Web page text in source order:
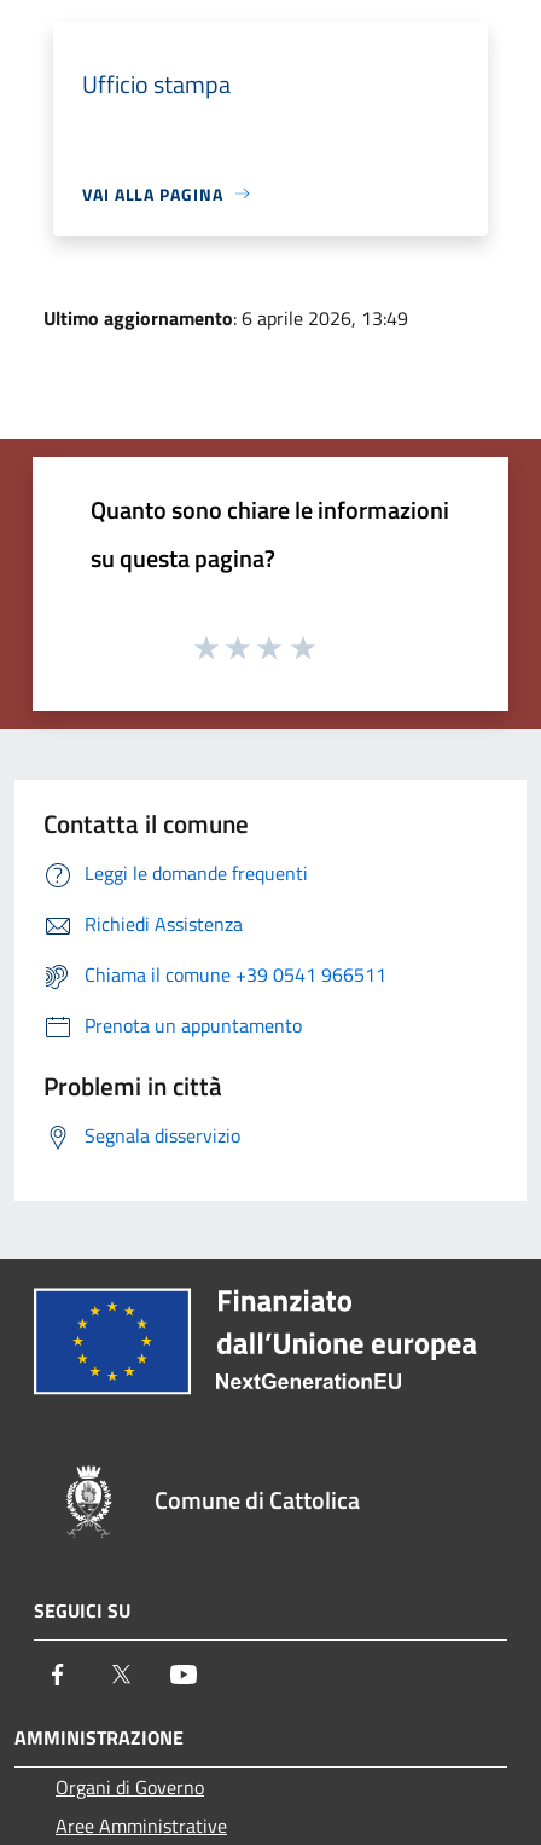
Ufficio stampa
VAI ALLA PAGINA
Ultimo aggiornamento: 6 aprile 2026, 13:49
Quanto sono chiare le informazioni
su questa pagina?
Contatta il comune
Leggi le domande frequenti
Richiedi Assistenza
Chiama il comune +39 0541 966511
Prenota un appuntamento
Problemi in città
Segnala disservizio
Comune di Cattolica
SEGUICI SU
Facebook Twitter
AMMINISTRAZIONE
Organi di Governo
Aree Amministrative